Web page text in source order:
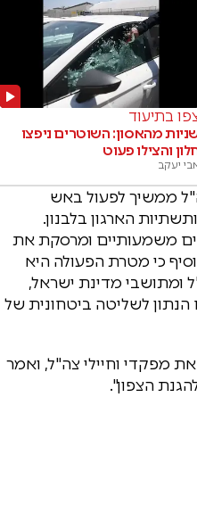
בתיעוד
מהאסון: השוטרים ניפצו
והצילו פעוט
יעקב
ממשיך לפעול באש
הארגון בלבנון.
משמעותיים ומרסקת את
כי מטרת הפעולה היא
ומתושבי מדינת ישראל,
לשליטה ביטחונית של
מפקדי וחיילי צה"ל, ואמר
הצפון".